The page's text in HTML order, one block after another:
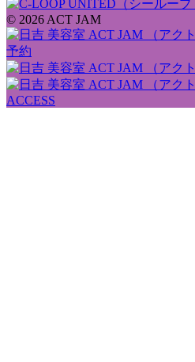
© 2026 ACT JAM
予約
ACCESS